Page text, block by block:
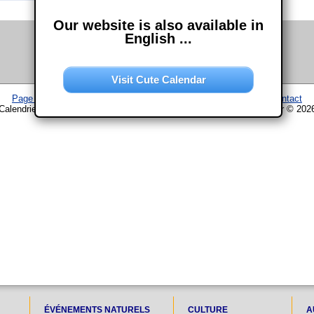
Page d'accueil
Contact
www.chouette-calendrier.com • 20. Mai 2024 – droit d'auteur ©
ÉVÉNEMENTS NATURELS CULTURE
Our website is also available in
English ...
Visit Cute Calendar